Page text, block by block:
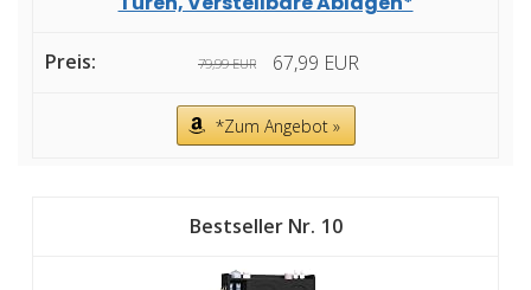
79,99 EUR 67,99 EUR
*Zum Angebot »
10